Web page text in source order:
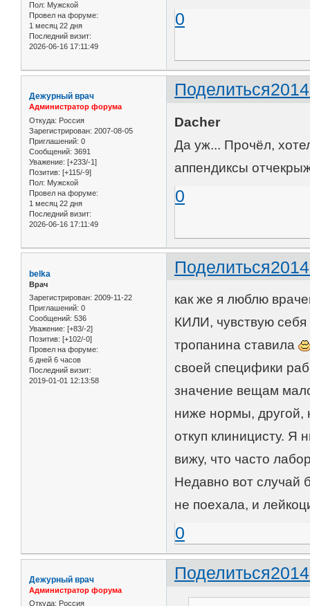
Пол: Мужской
Провел на форуме:
1 месяц 22 дня
Последний визит:
2026-06-16 17:11:49
0
Поделиться
Дежурный врач
Администратор форума
Откуда: Россия
Зарегистрирован: 2007-08-05
Приглашений: 0
Сообщений: 3691
Уважение: [+233/-1]
Позитив: [+115/-9]
Пол: Мужской
Провел на форуме:
1 месяц 22 дня
Последний визит:
2026-06-16 17:11:49
Dacher
Да уж... Прочёл,
аппендиксы
0
Поделиться
belka
Врач
Зарегистрирован: 2009-11-22
Приглашений: 0
Сообщений: 536
Уважение: [+83/-2]
Позитив: [+102/-0]
Провел на форуме:
6 дней 6 часов
Последний визит:
2019-01-01 12:13:58
как же я люблю
КИЛИ, чувствую
тропанина ставила
своей специфики
значение вещам
ниже нормы, другой,
откуп клиницисту. Я
вижу, что часто
Недавно вот
не поехала, и
0
Поделиться
Дежурный врач
Администратор форума
Откуда: Россия